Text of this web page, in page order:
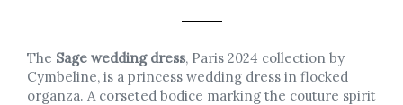
The Sage wedding dress, Paris 2024 collection by
Cymbeline, is a princess wedding dress in flocked
organza. A corseted bodice marking the couture spirit